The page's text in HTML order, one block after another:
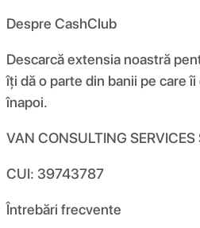
Despre CashClub
Descarcă extensia noastră
îți dă o parte din banii pe care
înapoi.
VAN CONSULTING SERVICES
CUI: 39743787
Întrebări frecvente